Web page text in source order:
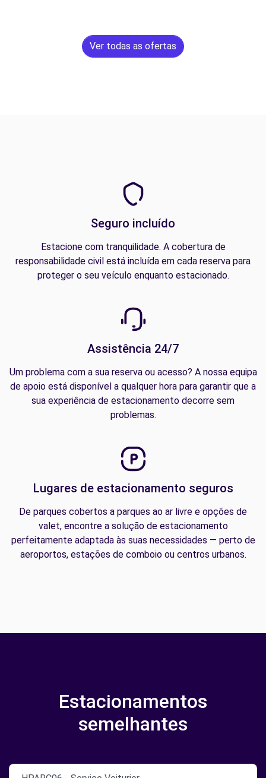
Ver todas as ofertas
Seguro incluído
Estacione com tranquilidade. A cobertura de
responsabilidade civil está incluída em cada reserva para
proteger o seu veículo enquanto estacionado.
Assistência 24/7
Um problema com a sua reserva ou acesso? A nossa equipa
de apoio está disponível a qualquer hora para garantir que a
sua experiência de estacionamento decorre sem
problemas.
Lugares de estacionamento seguros
De parques cobertos a parques ao ar livre e opções de
valet, encontre a solução de estacionamento
perfeitamente adaptada às suas necessidades — perto de
aeroportos, estações de comboio ou centros urbanos.
Estacionamentos
semelhantes